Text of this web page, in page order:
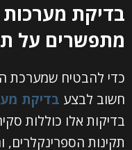
בדיקת מערכות
מתפשרים על
כדי להבטיח שמערכת
חשוב לבצע בדיקת
בדיקות אלו כוללות
תקינות